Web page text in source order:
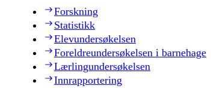
Forskning
Statistikk
Elevundersøkelsen
Foreldreundersøkelsen i barnehage
Lærlingundersøkelsen
Innrapportering